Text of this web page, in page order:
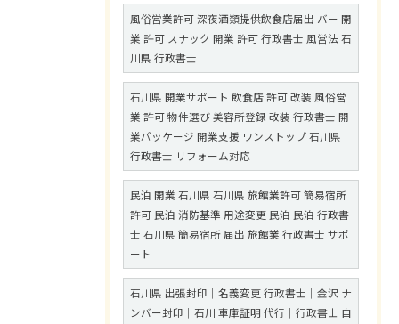
風俗営業許可 深夜酒類提供飲食店届出 バー 開
業 許可 スナック 開業 許可 行政書士 風営法 石
川県 行政書士
石川県 開業サポート 飲食店 許可 改装 風俗営
業 許可 物件選び 美容所登録 改装 行政書士 開
業パッケージ 開業支援 ワンストップ 石川県
行政書士 リフォーム対応
民泊 開業 石川県 石川県 旅館業許可 簡易宿所
許可 民泊 消防基準 用途変更 民泊 民泊 行政書
士 石川県 簡易宿所 届出 旅館業 行政書士 サポ
ート
石川県 出張封印｜名義変更 行政書士｜金沢 ナ
ンバー封印｜石川 車庫証明 代行｜行政書士 自